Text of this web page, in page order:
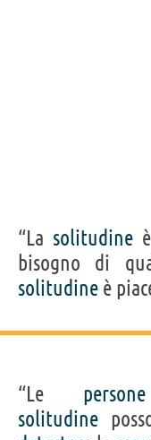
“La solitudine
bisogno di
solitudine è
“Le persone
solitudine